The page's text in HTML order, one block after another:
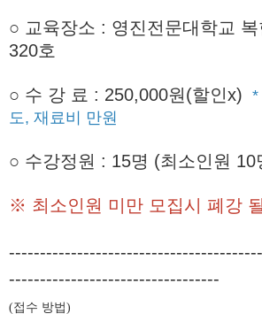
○ 교육장소 : 영진전문대학교
320호
○ 수 강 료 : 250,000원(할인x) *
도, 재료비 만원
○ 수강정원 : 15명 (최소인원 10
※ 최소인원 미만 모집시 폐강
----------------------------------
(접수 방법)